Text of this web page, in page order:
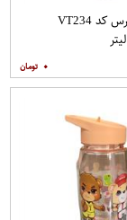
قمقمه مدل خرس کد VT234
۰